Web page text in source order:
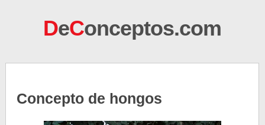
DeConceptos.com
Concepto de hongos